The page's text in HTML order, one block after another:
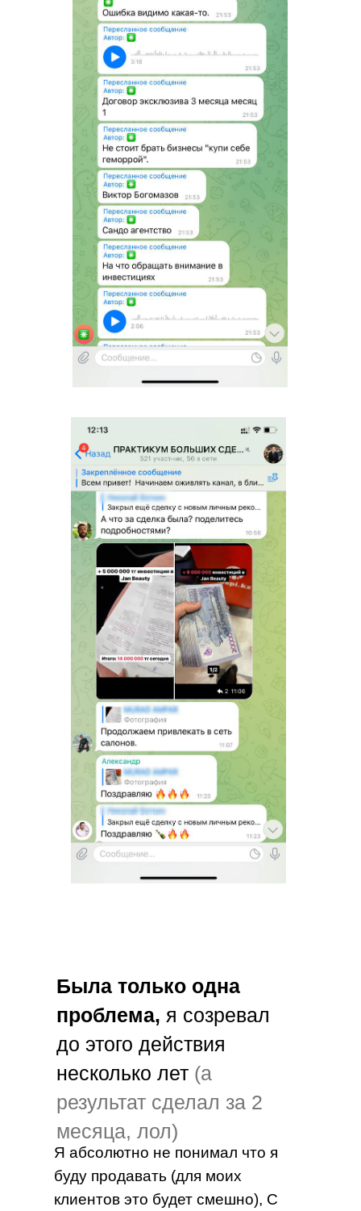
Была только одна
проблема, я созревал
до этого действия
несколько лет (а
результат сделал за 2
месяца, лол)
Я абсолютно не понимал что я
буду продавать (для моих
клиентов это будет смешно), С